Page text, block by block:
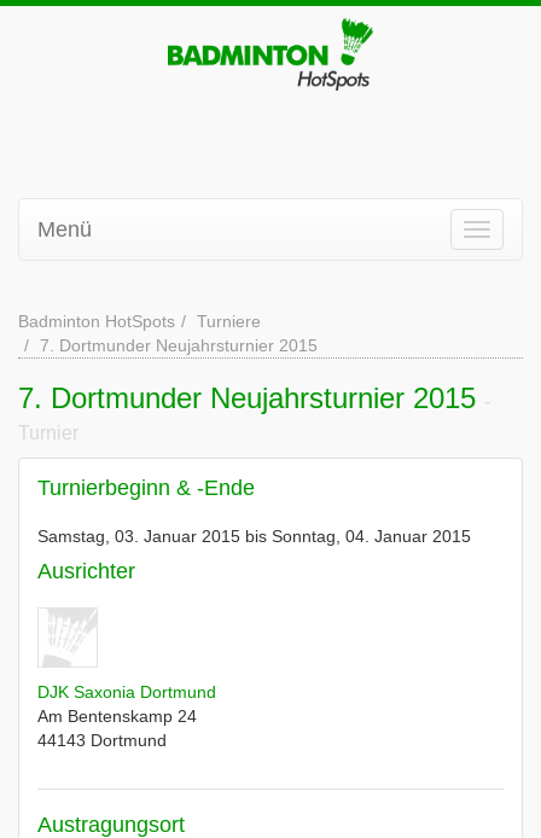
Menü
Badminton HotSpots
Turniere
7. Dortmunder Neujahrsturnier 2015
7. Dortmunder Neujahrsturnier 2015 -
Turnier
Turnierbeginn & -Ende
Samstag, 03. Januar 2015 bis Sonntag, 04. Januar 2015
Ausrichter
DJK Saxonia Dortmund
Am Bentenskamp 24
44143 Dortmund
Austragungsort